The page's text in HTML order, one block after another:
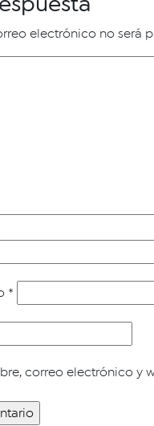
electrónico no será
*
correo electrónico y